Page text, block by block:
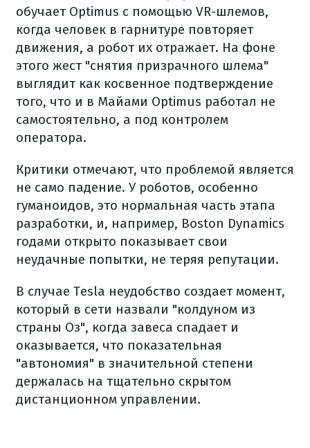
обучает Optimus с помощью VR-шлемов,
когда человек в гарнитуре повторяет
движения, а робот их отражает. На фоне
этого жест "снятия призрачного шлема"
выглядит как косвенное подтверждение
того, что и в Майами Optimus работал не
самостоятельно, а под контролем
оператора.
Критики отмечают, что проблемой является
не само падение. У роботов, особенно
гуманоидов, это нормальная часть этапа
разработки, и, например, Boston Dynamics
годами открыто показывает свои
неудачные попытки, не теряя репутации.
В случае Tesla неудобство создает момент,
который в сети назвали "колдуном из
страны Оз", когда завеса спадает и
оказывается, что показательная
"автономия" в значительной степени
держалась на тщательно скрытом
дистанционном управлении.